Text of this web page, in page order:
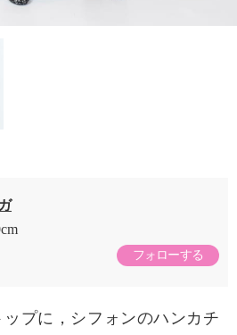
フォローする
プに，シフォンのハンカチ